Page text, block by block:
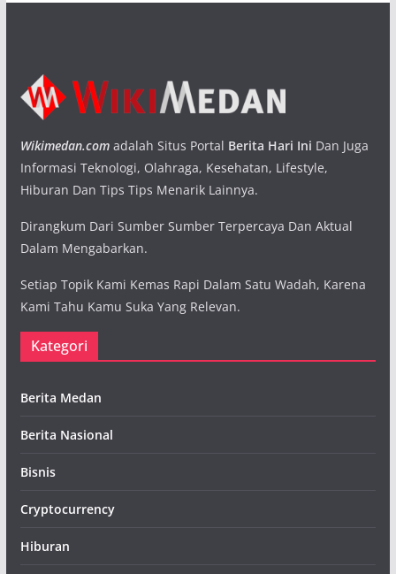
Wikimedan.comadalah Situs Portal Berita Hari Ini Dan Juga
Informasi Teknologi, Olahraga, Kesehatan, Lifestyle,
Hiburan Dan Tips Tips Menarik Lainnya.
Dirangkum Dari Sumber Sumber Terpercaya Dan Aktual
Dalam Mengabarkan.
Setiap Topik Kami Kemas Rapi Dalam Satu Wadah, Karena
Kami Tahu Kamu Suka Yang Relevan.
Kategori
Berita Medan
Berita Nasional
Bisnis
Cryptocurrency
Hiburan